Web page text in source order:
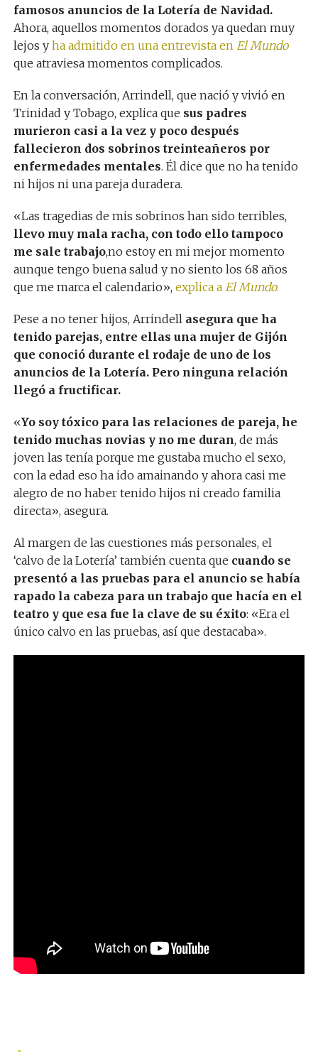
famosos anuncios de la Lotería de Navidad.
Ahora, aquellos momentos dorados ya quedan muy
lejos y ha admitido en una entrevista en El Mundo
que atraviesa momentos complicados.
En la conversación, Arrindell, que nació y vivió en
Trinidad y Tobago, explica que sus padres
murieron casi a la vez y poco después
fallecieron dos sobrinos treinteañeros por
enfermedades mentales. Él dice que no ha tenido
ni hijos ni una pareja duradera.
«Las tragedias de mis sobrinos han sido terribles,
llevo muy mala racha, con todo ello tampoco
me sale trabajo,no estoy en mi mejor momento
aunque tengo buena salud y no siento los 68 años
que me marca el calendario», explica a El Mundo.
Pese a no tener hijos, Arrindell asegura que ha
tenido parejas, entre ellas una mujer de Gijón
que conoció durante el rodaje de uno de los
anuncios de la Lotería. Pero ninguna relación
llegó a fructificar.
«Yo soy tóxico para las relaciones de pareja, he
tenido muchas novias y no me duran, de más
joven las tenía porque me gustaba mucho el sexo,
con la edad eso ha ido amainando y ahora casi me
alegro de no haber tenido hijos ni creado familia
directa», asegura.
Al margen de las cuestiones más personales, el
‘calvo de la Lotería’ también cuenta que cuando se
presentó a las pruebas para el anuncio se había
rapado la cabeza para un trabajo que hacía en el
teatro y que esa fue la clave de su éxito: «Era el
único calvo en las pruebas, así que destacaba».